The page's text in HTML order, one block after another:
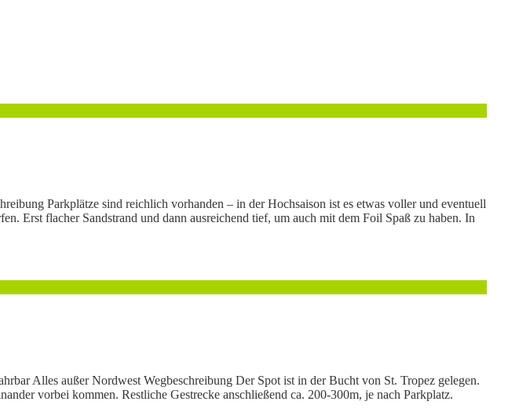
Parkplätze sind reichlich vorhanden – in der Hochsaison ist es etwas voller und eventuell
Erst flacher Sandstrand und dann ausreichend tief, um auch mit dem Foil Spaß zu haben. In
Alles außer Nordwest Wegbeschreibung Der Spot ist in der Bucht von St. Tropez gelegen.
vorbei kommen. Restliche Gestrecke anschließend ca. 200-300m, je nach Parkplatz.